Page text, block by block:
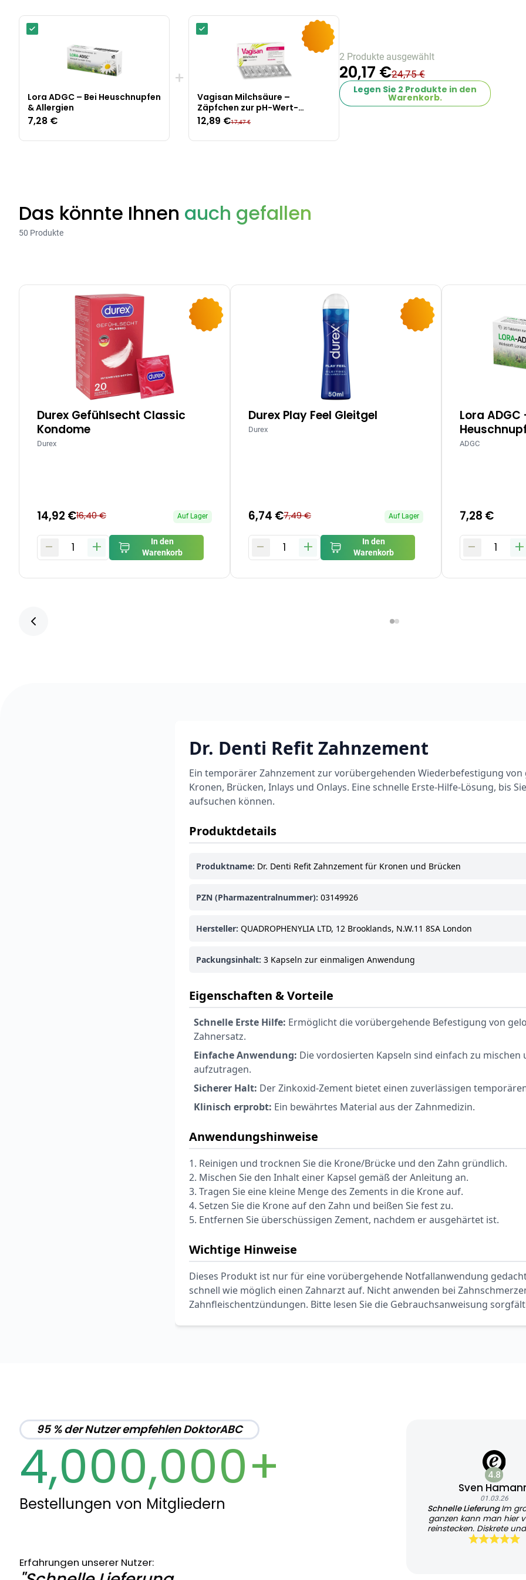
Lora ADGC – Bei Heuschnupfen
& Allergien
7,28 €
+
-26%
Vagisan Milchsäure –
Zäpfchen zur pH-Wert-
Stabilisierung
12,89 €17,47 €
2 Produkte ausgewählt
20,17 €24,75 €
Legen Sie 2 Produkte in den
Warenkorb.
Das könnte Ihnen auch gefallen
50 Produkte
Durex Gefühlsecht Classic
Kondome
Durex
14,92 €16,40 € Auf Lager
- 1 +
In den
Warenkorb
Durex Play Feel Gleitgel
Durex
6,74 €7,49 € Auf Lager
- 1 +
In den
Warenkorb
Lora ADGC
ADGC
7,28 €
- 1 +
Dr. Denti Refit Zahnzement
Ein temporärer Zahnzement zur vorübergehenden Wiederbefestigung von
Kronen, Brücken, Inlays und Onlays. Eine schnelle Erste-Hilfe-Lösung, bis
aufsuchen können.
Produktdetails
Produktname: Dr. Denti Refit Zahnzement für Kronen und Brücken
PZN (Pharmazentralnummer): 03149926
Hersteller: QUADROPHENYLIA LTD, 12 Brooklands, N.W.11 8SA London
Packungsinhalt: 3 Kapseln zur einmaligen Anwendung
Eigenschaften & Vorteile
Schnelle Erste Hilfe: Ermöglicht die vorübergehende Befestigung von
Zahnersatz.
Einfache Anwendung: Die vordosierten Kapseln sind einfach zu mischen
aufzutragen.
Sicherer Halt: Der Zinkoxid-Zement bietet einen zuverlässigen
Klinisch erprobt: Ein bewährtes Material aus der Zahnmedizin.
Anwendungshinweise
1. Reinigen und trocknen Sie die Krone/Brücke und den Zahn gründlich.
2. Mischen Sie den Inhalt einer Kapsel gemäß der Anleitung an.
3. Tragen Sie eine kleine Menge des Zements in die Krone auf.
4. Setzen Sie die Krone auf den Zahn und beißen Sie fest zu.
5. Entfernen Sie überschüssigen Zement, nachdem er ausgehärtet ist.
Wichtige Hinweise
Dieses Produkt ist nur für eine vorübergehende Notfallanwendung
schnell wie möglich einen Zahnarzt auf. Nicht anwenden bei
Zahnfleischentzündungen. Bitte lesen Sie die Gebrauchsanweisung
95 % der Nutzer empfehlen DoktorABC
4,000,000+
Bestellungen von Mitgliedern
Erfahrungen unserer Nutzer:
4.8
Sven
01.03.26
Schnelle LieferungIm
ganzen kann man hier
reinstecken. Diskrete
Lieferung